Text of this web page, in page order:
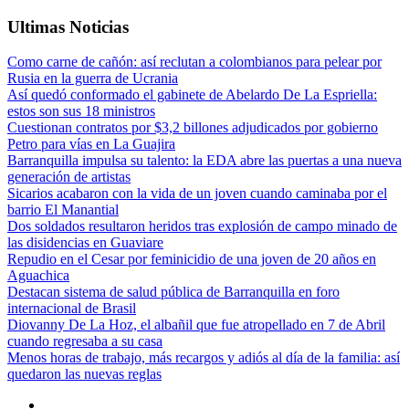
Ultimas Noticias
Como carne de cañón: así reclutan a colombianos para pelear por
Rusia en la guerra de Ucrania
Así quedó conformado el gabinete de Abelardo De La Espriella:
estos son sus 18 ministros
Cuestionan contratos por $3,2 billones adjudicados por gobierno
Petro para vías en La Guajira
Barranquilla impulsa su talento: la EDA abre las puertas a una nueva
generación de artistas
Sicarios acabaron con la vida de un joven cuando caminaba por el
barrio El Manantial
Dos soldados resultaron heridos tras explosión de campo minado de
las disidencias en Guaviare
Repudio en el Cesar por feminicidio de una joven de 20 años en
Aguachica
Destacan sistema de salud pública de Barranquilla en foro
internacional de Brasil
Diovanny De La Hoz, el albañil que fue atropellado en 7 de Abril
cuando regresaba a su casa
Menos horas de trabajo, más recargos y adiós al día de la familia: así
quedaron las nuevas reglas